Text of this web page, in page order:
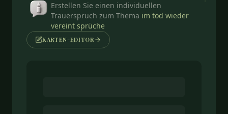
Erstellen Sie einen individuellen
Trauerspruch zum Thema im tod wieder
vereint sprüche
KARTEN-EDITOR